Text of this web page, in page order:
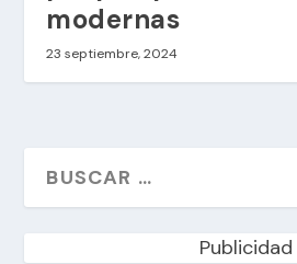
modernas
23 septiembre, 2024
Publicidad